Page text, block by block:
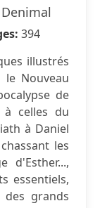
394
illustrés
Nouveau
de
à celles du
à Daniel
les
d'Esther...,
essentiels,
grands